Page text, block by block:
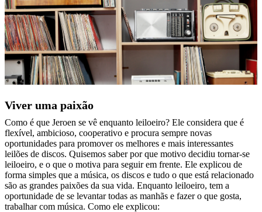
Viver uma paixão
Como é que Jeroen se vê enquanto leiloeiro? Ele considera que é
flexível, ambicioso, cooperativo e procura sempre novas
oportunidades para promover os melhores e mais interessantes
leilões de discos. Quisemos saber por que motivo decidiu tornar-se
leiloeiro, e o que o motiva para seguir em frente. Ele explicou de
forma simples que a música, os discos e tudo o que está relacionado
são as grandes paixões da sua vida. Enquanto leiloeiro, tem a
oportunidade de se levantar todas as manhãs e fazer o que gosta,
trabalhar com música. Como ele explicou: